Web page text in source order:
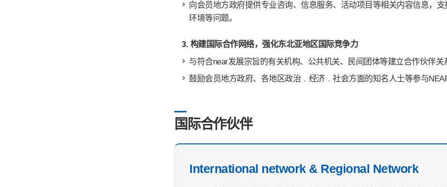
向会员地方政府提供专业咨询、信息服务、活动项目等相关内容信息，
环境等问题。
3. 构建国际合作网络，强化东北亚地区国际竞争力
与符合near发展宗旨的有关机构、公共机关、民间团体等建立合作伙伴关
鼓励会员地方政府、各地区政治﹒经济﹒社会方面的知名人士等参与
国际合作伙伴
International network & Regional Network